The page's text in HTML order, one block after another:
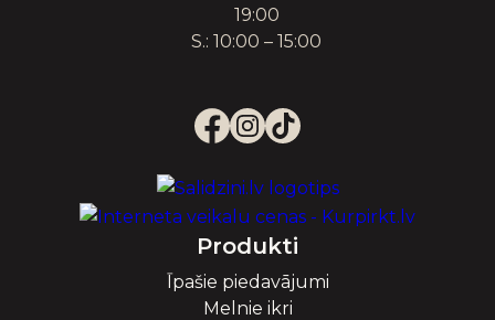
19:00
S.: 10:00 – 15:00
Produkti
Īpašie piedavājumi
Melnie ikri